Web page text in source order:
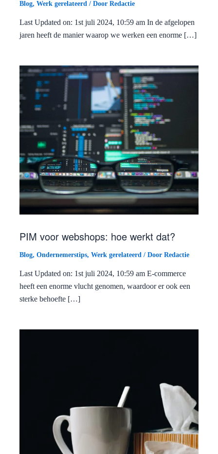
Blog, Werk gerelateerd / Door Redactie
Last Updated on: 1st juli 2024, 10:59 am In de afgelopen
jaren heeft de manier waarop we werken een enorme […]
PIM voor webshops: hoe werkt dat?
Blog, Ondernemerstips, Werk gerelateerd / Door Redactie
Last Updated on: 1st juli 2024, 10:59 am E-commerce
heeft een enorme vlucht genomen, waardoor er ook een
sterke behoefte […]